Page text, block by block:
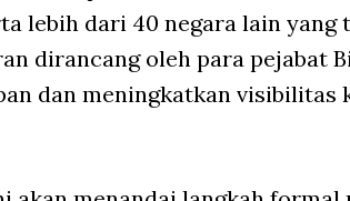
lebih dari 40 negara lain yang
dirancang oleh para pejabat
dan meningkatkan visibilitas